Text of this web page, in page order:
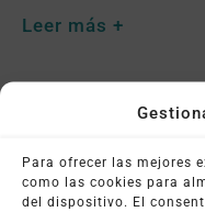
Para ofrecer las mejores
como las cookies para
del dispositivo. El
Leer más +